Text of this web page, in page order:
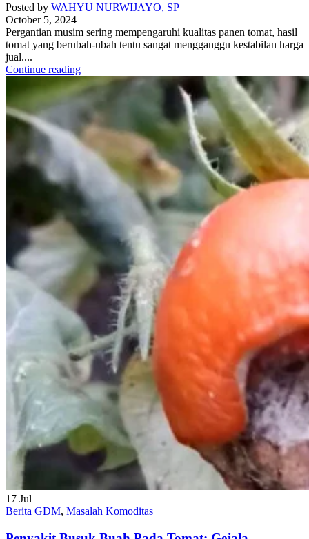
Posted by WAHYU NURWIJAYO, SP
October 5, 2024
Pergantian musim sering mempengaruhi kualitas panen tomat, hasil
tomat yang berubah-ubah tentu sangat mengganggu kestabilan harga
jual....
Continue reading
17 Jul
Berita GDM, Masalah Komoditas